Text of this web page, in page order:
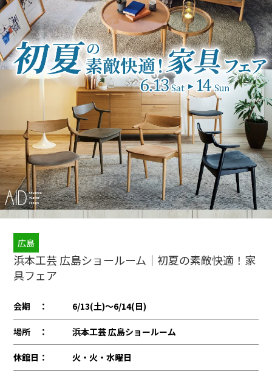
広島
浜本工芸 広島ショールーム｜初夏の素敵快適！家
具フェア
会期 ： 6/13(土)〜6/14(日)
場所 ： 浜本工芸 広島ショールーム
休館日： 火・火・水曜日